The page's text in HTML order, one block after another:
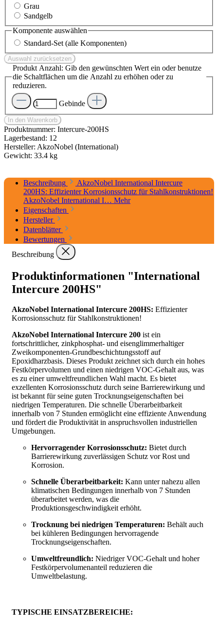
Grau
Sandgelb
Komponente auswählen
Standard-Set (alle Komponenten)
Auswahl zurücksetzen
Produkt Anzahl: Gib den gewünschten Wert ein oder benutze
die Schaltflächen um die Anzahl zu erhöhen oder zu
reduzieren.
Gebinde
In den Warenkorb
Produktnummer: Intercure-200HS
Lagerbestand: 12
Hersteller: AkzoNobel (International)
Gewicht: 33.4 kg
Beschreibung
AkzoNobel International Intercure
200HS: Effizienter Korrosionsschutz für Stahlkonstruktionen!
AkzoNobel International I… Mehr
Eigenschaften
Hersteller
Datenblätter
Bewertungen
Beschreibung
Produktinformationen "International
Intercure 200HS"
AkzoNobel International Intercure 200HS: Effizienter
Korrosionsschutz für Stahlkonstruktionen!
AkzoNobel International Intercure 200 ist ein
fortschrittlicher, zinkphosphat- und eisenglimmerhaltiger
Zweikomponenten-Grundbeschichtungsstoff auf
Epoxidharzbasis. Dieses Produkt zeichnet sich durch ein hohes
Festkörpervolumen und einen niedrigen VOC-Gehalt aus, was
es zu einer umweltfreundlichen Wahl macht. Es bietet
exzellenten Korrosionsschutz durch seine Barrierewirkung und
ist bekannt für seine guten Trocknungseigenschaften bei
niedrigen Temperaturen. Die schnelle Überarbeitbarkeit
innerhalb von 7 Stunden ermöglicht eine effiziente Anwendung
und fördert die Produktivität in anspruchsvollen industriellen
Umgebungen.
Hervorragender Korrosionsschutz: Bietet durch
Barrierewirkung zuverlässigen Schutz vor Rost und
Korrosion.
Schnelle Überarbeitbarkeit: Kann unter nahezu allen
klimatischen Bedingungen innerhalb von 7 Stunden
überarbeitet werden, was die
Produktionsgeschwindigkeit erhöht.
Trocknung bei niedrigen Temperaturen: Behält auch
bei kühleren Bedingungen hervorragende
Trocknungseigenschaften.
Umweltfreundlich: Niedriger VOC-Gehalt und hoher
Festkörpervolumenanteil reduzieren die
Umweltbelastung.
TYPISCHE EINSATZBEREICHE: